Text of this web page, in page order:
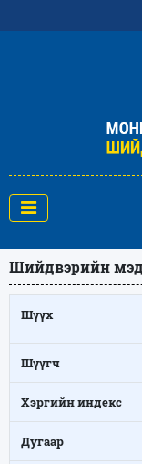
Шийдвэрийн
Шүүх
Шүүгч
Хэргийн индекс
Дугаар